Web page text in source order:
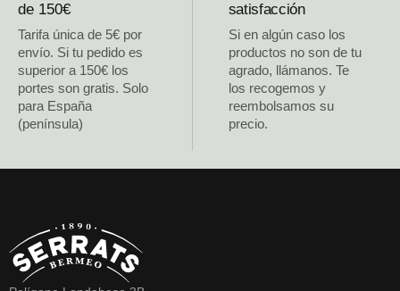
de 150€
Tarifa única de 5€ por
envío. Si tu pedido es
superior a 150€ los
portes son gratis. Solo
para España
(península)
satisfacción
Si en algún caso los
productos no son de tu
agrado, llámanos. Te
los recogemos y
reembolsamos su
precio.